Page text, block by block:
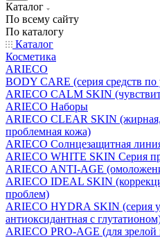
Каталог
По всему сайту
По каталогу
Каталог
Косметика
ARIECO
BODY CARE (серия средств по
ARIECO CALM SKIN
ARIECO Наборы
ARIECO CLEAR SKIN
проблемная кожа)
ARIECO Солнцезащитная
ARIECO WHITE SKIN Серия
ARIECO ANTI-AGE
ARIECO IDEAL SKIN
проблем)
ARIECO HYDRA SKIN (серия
антиоксидантная с
ARIECO PRO-AGE (для